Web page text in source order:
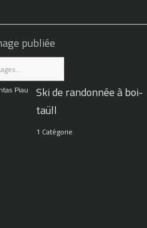
publiée
Ski de randonnée à boi-
taüll
1 Catégorie